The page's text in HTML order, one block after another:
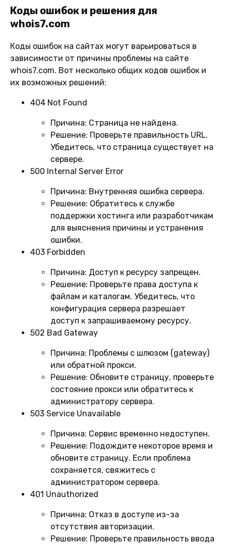
Коды ошибок и решения для
whois7.com
Коды ошибок на сайтах могут варьироваться в
зависимости от причины проблемы на сайте
whois7.com. Вот несколько общих кодов ошибок и
их возможных решений:
404 Not Found
Причина: Страница не найдена.
Решение: Проверьте правильность URL.
Убедитесь, что страница существует на
сервере.
500 Internal Server Error
Причина: Внутренняя ошибка сервера.
Решение: Обратитесь к службе
поддержки хостинга или разработчикам
для выяснения причины и устранения
ошибки.
403 Forbidden
Причина: Доступ к ресурсу запрещен.
Решение: Проверьте права доступа к
файлам и каталогам. Убедитесь, что
конфигурация сервера разрешает
доступ к запрашиваемому ресурсу.
502 Bad Gateway
Причина: Проблемы с шлюзом (gateway)
или обратной прокси.
Решение: Обновите страницу, проверьте
состояние прокси или обратитесь к
администратору сервера.
503 Service Unavailable
Причина: Сервис временно недоступен.
Решение: Подождите некоторое время и
обновите страницу. Если проблема
сохраняется, свяжитесь с
администратором сервера.
401 Unauthorized
Причина: Отказ в доступе из-за
отсутствия авторизации.
Решение: Проверьте правильность ввода